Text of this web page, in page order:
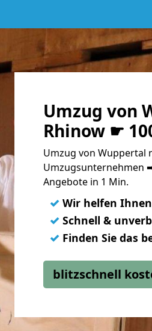
Umzug von
Rhinow ☛
Umzug von Wuppertal
Umzugsunternehmen
Angebote in 1 Min.
✓ Wir helfen
✓ Schnell &
✓ Finden Sie das
blitzschnell